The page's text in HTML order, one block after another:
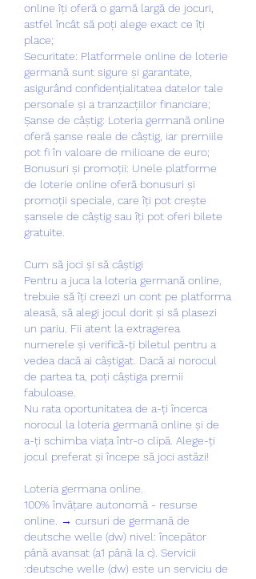
online îți oferă o gamă largă de jocuri,
astfel încât să poți alege exact ce îți
place;
Securitate: Platformele online de loterie
germană sunt sigure și garantate,
asigurând confidențialitatea datelor tale
personale și a tranzacțiilor financiare;
Șanse de câștig: Loteria germană online
oferă șanse reale de câștig, iar premiile
pot fi în valoare de milioane de euro;
Bonusuri și promoții: Unele platforme
de loterie online oferă bonusuri și
promoții speciale, care îți pot crește
șansele de câștig sau îți pot oferi bilete
gratuite.
Cum să joci și să câștigi
Pentru a juca la loteria germană online,
trebuie să îți creezi un cont pe platforma
aleasă, să alegi jocul dorit și să plasezi
un pariu. Fii atent la extragerea
numerele și verifică-ți biletul pentru a
vedea dacă ai câștigat. Dacă ai norocul
de partea ta, poți câștiga premii
fabuloase.
Nu rata oportunitatea de a-ți încerca
norocul la loteria germană online și de
a-ți schimba viața într-o clipă. Alege-ți
jocul preferat și începe să joci astăzi!
Loteria germana online.
100% învățare autonomă - resurse
online. → cursuri de germană de
deutsche welle (dw) nivel: începător
până avansat (a1 până la c). Servicii
:deutsche welle (dw) este un serviciu de